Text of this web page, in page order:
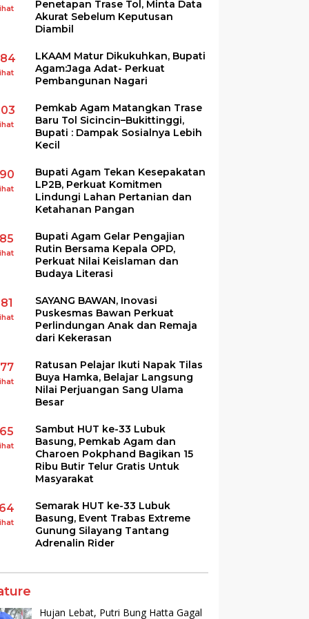
Penetapan Trase Tol, Minta Data
Akurat Sebelum Keputusan
Diambil
LKAAM Matur Dikukuhkan, Bupati
Agam:Jaga Adat- Perkuat
Pembangunan Nagari
Pemkab Agam Matangkan Trase
Baru Tol Sicincin–Bukittinggi,
Bupati : Dampak Sosialnya Lebih
Kecil
Bupati Agam Tekan Kesepakatan
LP2B, Perkuat Komitmen
Lindungi Lahan Pertanian dan
Ketahanan Pangan
Bupati Agam Gelar Pengajian
Rutin Bersama Kepala OPD,
Perkuat Nilai Keislaman dan
Budaya Literasi
SAYANG BAWAN, Inovasi
Puskesmas Bawan Perkuat
Perlindungan Anak dan Remaja
dari Kekerasan
Ratusan Pelajar Ikuti Napak Tilas
Buya Hamka, Belajar Langsung
Nilai Perjuangan Sang Ulama
Besar
Sambut HUT ke-33 Lubuk
Basung, Pemkab Agam dan
Charoen Pokphand Bagikan 15
Ribu Butir Telur Gratis Untuk
Masyarakat
Semarak HUT ke-33 Lubuk
Basung, Event Trabas Extreme
Gunung Silayang Tantang
Adrenalin Rider
Hujan Lebat, Putri Bung Hatta Gagal